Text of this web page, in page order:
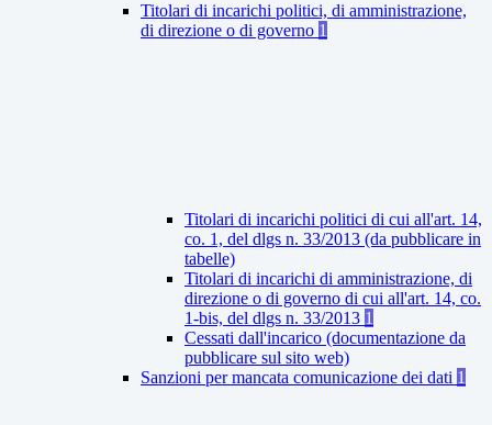
Titolari di incarichi politici, di amministrazione,
di direzione o di governo 1
Titolari di incarichi politici di cui all'art. 14,
co. 1, del dlgs n. 33/2013 (da pubblicare in
tabelle)
Titolari di incarichi di amministrazione, di
direzione o di governo di cui all'art. 14, co.
1-bis, del dlgs n. 33/2013 1
Cessati dall'incarico (documentazione da
pubblicare sul sito web)
Sanzioni per mancata comunicazione dei dati 1